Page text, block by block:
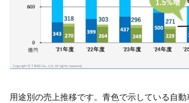
用途別の売上推移です。青色で示している自